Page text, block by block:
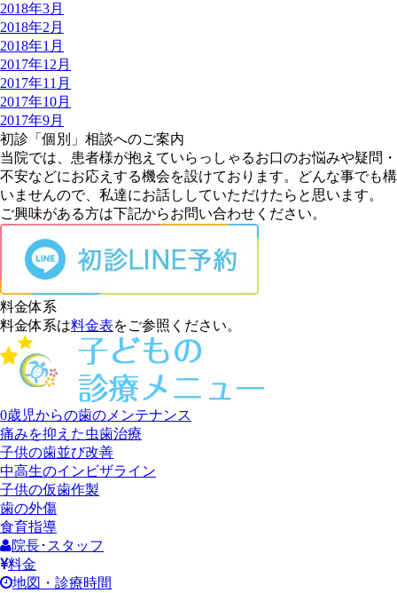
2018年3月
2018年2月
2018年1月
2017年12月
2017年11月
2017年10月
2017年9月
初診「個別」相談へのご案内
当院では、患者様が抱えていらっしゃるお口のお悩みや疑問・
不安などにお応えする機会を設けております。どんな事でも構
いませんので、私達にお話ししていただけたらと思います。
ご興味がある方は下記からお問い合わせください。
料金体系
料金体系は料金表をご参照ください。
0歳児からの歯のメンテナンス
痛みを抑えた虫歯治療
子供の歯並び改善
中高生のインビザライン
子供の仮歯作製
歯の外傷
食育指導
院長･スタッフ
料金
地図・診療時間